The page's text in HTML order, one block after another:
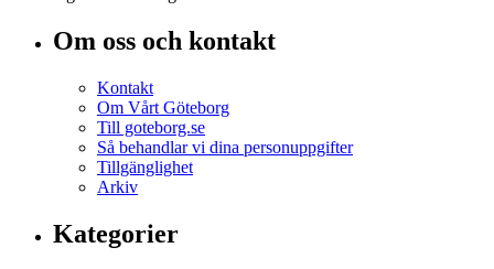
Om oss och kontakt
Kontakt
Om Vårt Göteborg
Till goteborg.se
Så behandlar vi dina personuppgifter
Tillgänglighet
Arkiv
Kategorier